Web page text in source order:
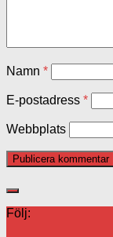
Namn *
E-postadress *
Webbplats
Följ: